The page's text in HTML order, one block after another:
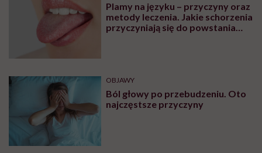
Plamy na języku – przyczyny oraz
metody leczenia. Jakie schorzenia
przyczyniają się do powstania
OBJAWY
Ból głowy po przebudzeniu. Oto
najczęstsze przyczyny